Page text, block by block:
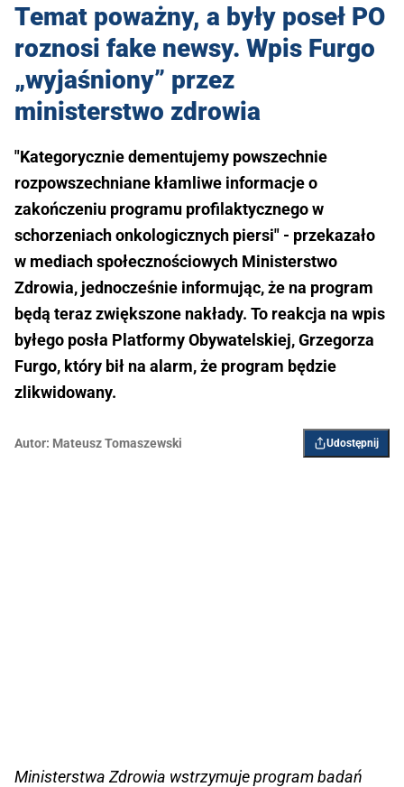
Temat poważny, a były poseł PO
roznosi fake newsy. Wpis Furgo
„wyjaśniony” przez
ministerstwo zdrowia
"Kategorycznie dementujemy powszechnie
rozpowszechniane kłamliwe informacje o
zakończeniu programu profilaktycznego w
schorzeniach onkologicznych piersi" - przekazało
w mediach społecznościowych Ministerstwo
Zdrowia, jednocześnie informując, że na program
będą teraz zwiększone nakłady. To reakcja na wpis
byłego posła Platformy Obywatelskiej, Grzegorza
Furgo, który bił na alarm, że program będzie
zlikwidowany.
Autor: Mateusz Tomaszewski Udostępnij
Ministerstwa Zdrowia wstrzymuje program badań